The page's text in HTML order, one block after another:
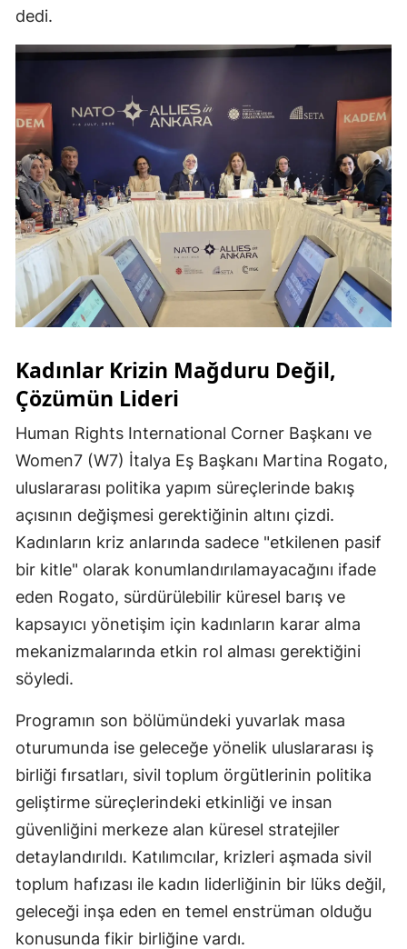
dedi.
Kadınlar Krizin Mağduru Değil,
Çözümün Lideri
Human Rights International Corner Başkanı ve
Women7 (W7) İtalya Eş Başkanı Martina Rogato,
uluslararası politika yapım süreçlerinde bakış
açısının değişmesi gerektiğinin altını çizdi.
Kadınların kriz anlarında sadece "etkilenen pasif
bir kitle" olarak konumlandırılamayacağını ifade
eden Rogato, sürdürülebilir küresel barış ve
kapsayıcı yönetişim için kadınların karar alma
mekanizmalarında etkin rol alması gerektiğini
söyledi.
Programın son bölümündeki yuvarlak masa
oturumunda ise geleceğe yönelik uluslararası iş
birliği fırsatları, sivil toplum örgütlerinin politika
geliştirme süreçlerindeki etkinliği ve insan
güvenliğini merkeze alan küresel stratejiler
detaylandırıldı. Katılımcılar, krizleri aşmada sivil
toplum hafızası ile kadın liderliğinin bir lüks değil,
geleceği inşa eden en temel enstrüman olduğu
konusunda fikir birliğine vardı.